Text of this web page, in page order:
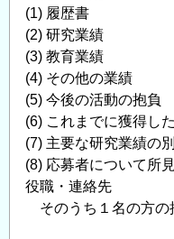
(1) 履歴書
(2) 研究業績
(3) 教育業績
(4) その他の業績
(5) 今後の活動の抱負
(6) これまでに獲得し
(7) 主要な研究業績の
(8) 応募者について所
役職・連絡先
そのうち１名の方の